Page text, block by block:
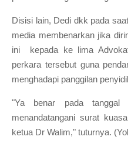
Disisi lain, Dedi dkk pada
media membenarkan jika
ini kepada ke lima
perkara tersebut guna
menghadapi panggilan
"Ya benar pada
menandatangani surat
ketua Dr Walim," tuturnya.